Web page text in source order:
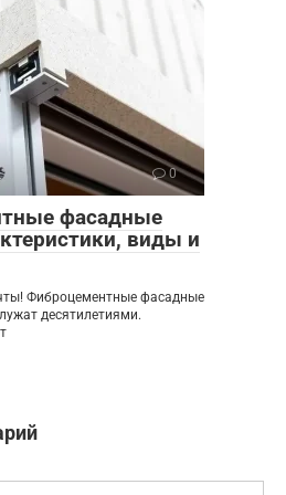
0
фасадные
виды и
Фиброцементные фасадные
десятилетиями.